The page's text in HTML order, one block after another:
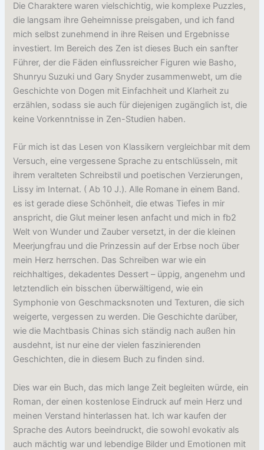
Die Charaktere waren vielschichtig, wie komplexe Puzzles,
die langsam ihre Geheimnisse preisgaben, und ich fand
mich selbst zunehmend in ihre Reisen und Ergebnisse
investiert. Im Bereich des Zen ist dieses Buch ein sanfter
Führer, der die Fäden einflussreicher Figuren wie Basho,
Shunryu Suzuki und Gary Snyder zusammenwebt, um die
Geschichte von Dogen mit Einfachheit und Klarheit zu
erzählen, sodass sie auch für diejenigen zugänglich ist, die
keine Vorkenntnisse in Zen-Studien haben.
Für mich ist das Lesen von Klassikern vergleichbar mit dem
Versuch, eine vergessene Sprache zu entschlüsseln, mit
ihrem veralteten Schreibstil und poetischen Verzierungen,
Lissy im Internat. ( Ab 10 J.). Alle Romane in einem Band.
es ist gerade diese Schönheit, die etwas Tiefes in mir
anspricht, die Glut meiner lesen anfacht und mich in fb2
Welt von Wunder und Zauber versetzt, in der die kleinen
Meerjungfrau und die Prinzessin auf der Erbse noch über
mein Herz herrschen. Das Schreiben war wie ein
reichhaltiges, dekadentes Dessert – üppig, angenehm und
letztendlich ein bisschen überwältigend, wie ein
Symphonie von Geschmacksnoten und Texturen, die sich
weigerte, vergessen zu werden. Die Geschichte darüber,
wie die Machtbasis Chinas sich ständig nach außen hin
ausdehnt, ist nur eine der vielen faszinierenden
Geschichten, die in diesem Buch zu finden sind.
Dies war ein Buch, das mich lange Zeit begleiten würde, ein
Roman, der einen kostenlose Eindruck auf mein Herz und
meinen Verstand hinterlassen hat. Ich war kaufen der
Sprache des Autors beeindruckt, die sowohl evokativ als
auch mächtig war und lebendige Bilder und Emotionen mit